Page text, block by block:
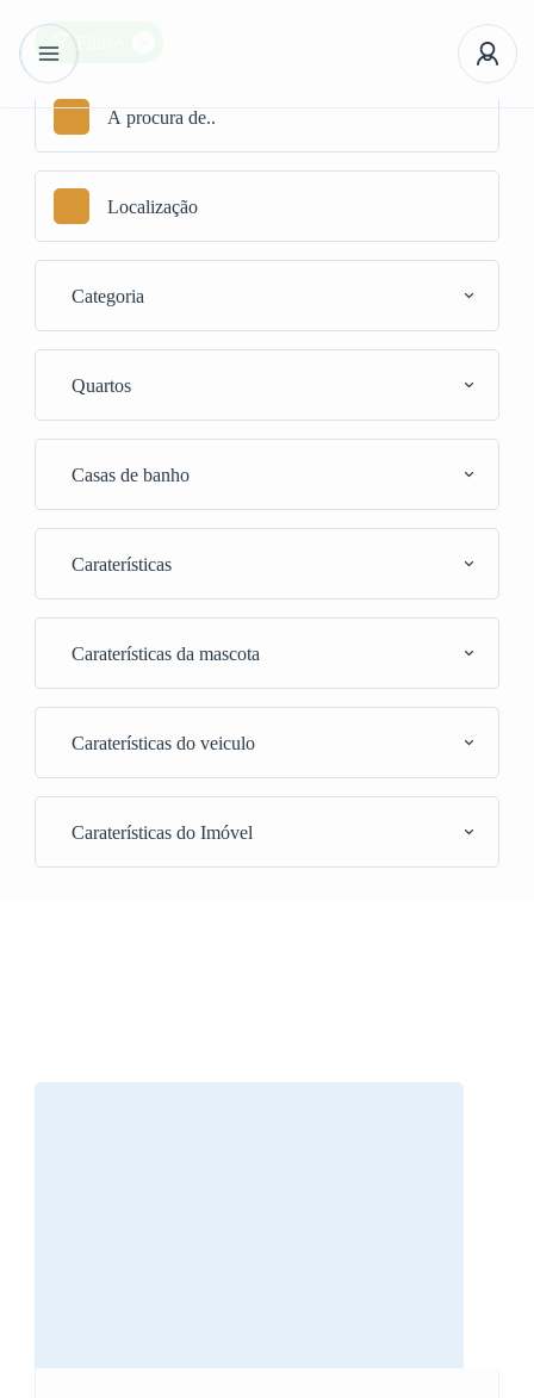
Filtros
Categoria
Quartos
Casas de banho
Caraterísticas
Caraterísticas da mascota
Caraterísticas do veiculo
Caraterísticas do Imóvel